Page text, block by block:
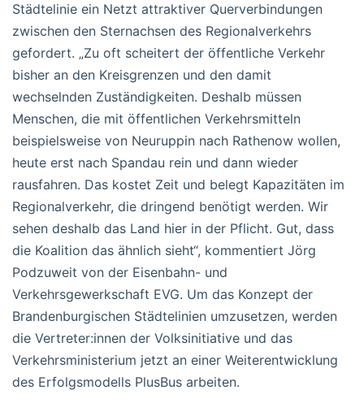
Städtelinie ein Netzt attraktiver Querverbindungen
zwischen den Sternachsen des Regionalverkehrs
gefordert. „Zu oft scheitert der öffentliche Verkehr
bisher an den Kreisgrenzen und den damit
wechselnden Zuständigkeiten. Deshalb müssen
Menschen, die mit öffentlichen Verkehrsmitteln
beispielsweise von Neuruppin nach Rathenow wollen,
heute erst nach Spandau rein und dann wieder
rausfahren. Das kostet Zeit und belegt Kapazitäten im
Regionalverkehr, die dringend benötigt werden. Wir
sehen deshalb das Land hier in der Pflicht. Gut, dass
die Koalition das ähnlich sieht“, kommentiert Jörg
Podzuweit von der Eisenbahn- und
Verkehrsgewerkschaft EVG. Um das Konzept der
Brandenburgischen Städtelinien umzusetzen, werden
die Vertreter:innen der Volksinitiative und das
Verkehrsministerium jetzt an einer Weiterentwicklung
des Erfolgsmodells PlusBus arbeiten.